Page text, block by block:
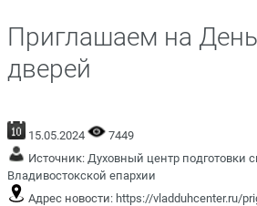
Приглашаем на
дверей
15.05.2024
7449
Источник: Духовный центр подготовки
Владивостокской епархии
Адрес новости: https://vladduhcenter.ru/